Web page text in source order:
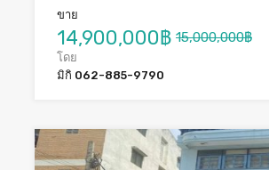
ขาย
14,900,000฿ 15,000,000฿
โดย
มิกิ 062-885-9790